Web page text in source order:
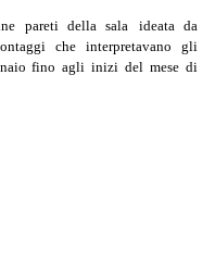
pareti della sala
ideata da
che interpretavano gli
fino agli inizi del mese di